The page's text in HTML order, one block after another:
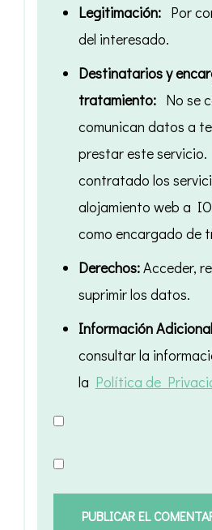
Legitimación:Por
del interesado.
Destinatarios y
tratamiento:No se
comunican datos a
prestar este servicio.
contratado los
alojamiento web a
como encargado de
Derechos:Acceder,
suprimir los datos.
Información
consultar la
la Política de